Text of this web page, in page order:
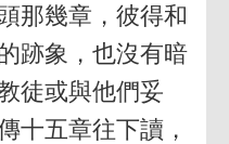
那幾章，彼得和
跡象，也沒有暗
徒或與他們妥
十五章往下讀，